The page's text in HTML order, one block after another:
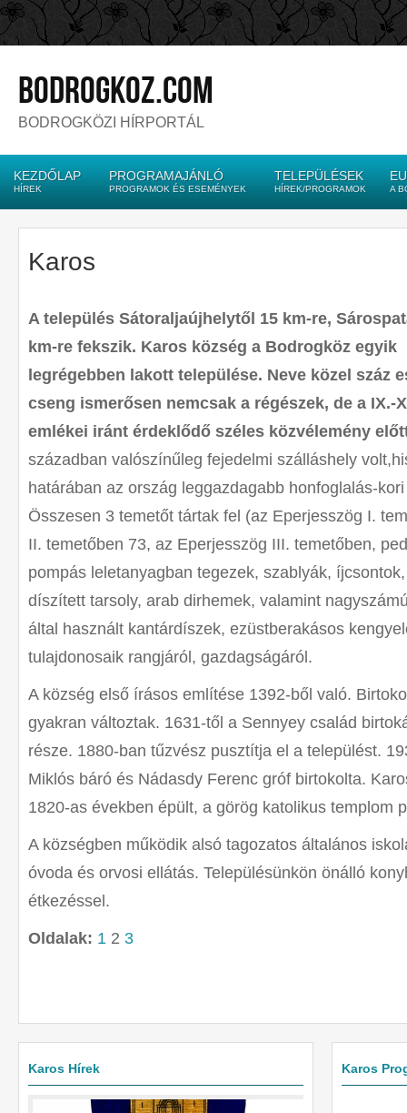
bodrogkoz.com
BODROGKÖZI HÍRPORTÁL
KEZDŐLAP
HÍREK
PROGRAMAJÁNLÓ
PROGRAMOK ÉS ESEMÉNYEK
TELEPÜLÉSEK
HÍREK/PROGRAMOK A
Karos
A település Sátoraljaújhelytől 15 km-re,
km-re fekszik. Karos község a Bodrogköz egyik
legrégebben lakott települése. Neve közel száz
cseng ismerősen nemcsak a régészek, de a IX.-
emlékei iránt érdeklődő széles közvélemény
században valószínűleg fejedelmi szálláshely
határában az ország leggazdagabb honfoglalás-
Összesen 3 temetőt tártak fel (az Eperjesszög I.
II. temetőben 73, az Eperjesszög III. temetőben,
pompás leletanyagban tegezek, szablyák,
díszített tarsoly, arab dirhemek, valamint
által használt kantárdíszek, ezüstberakásos
tulajdonosaik rangjáról, gazdagságáról.
A község első írásos említése 1392-ből való.
gyakran változtak. 1631-től a Sennyey család
része. 1880-ban tűzvész pusztítja el a települést.
Miklós báró és Nádasdy Ferenc gróf birtokolta.
1820-as években épült, a görög katolikus templom
A községben működik alsó tagozatos általános
óvoda és orvosi ellátás. Településünkön önálló
étkezéssel.
Oldalak: 1 2 3
Karos Hírek Karos